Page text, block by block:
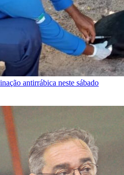
antirrábica neste sábado